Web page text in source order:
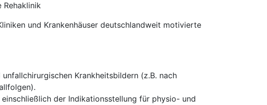
und Krankenhäuser deutschlandweit motivierte
Krankheitsbildern (z.B. nach
der Indikationsstellung für physio- und